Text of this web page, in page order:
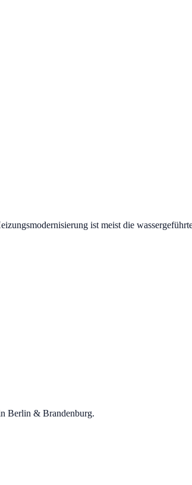
ist meist die
Berlin & Brandenburg.